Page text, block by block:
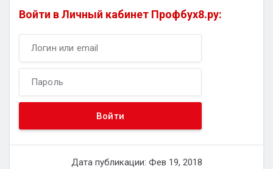
Войти в Личный кабинет Профбух8.ру:
Дата публикации: Фев 19, 2018